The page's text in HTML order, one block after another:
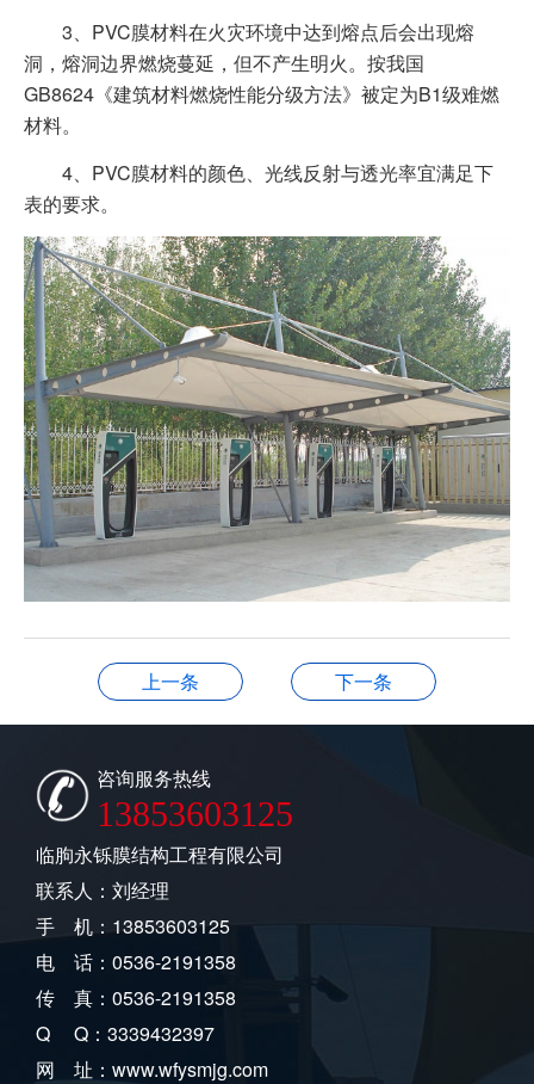
3、PVC膜材料在火灾环境中达到熔点后会出现熔
洞，熔洞边界燃烧蔓延，但不产生明火。按我国
GB8624《建筑材料燃烧性能分级方法》被定为B1级难燃
材料。
4、PVC膜材料的颜色、光线反射与透光率宜满足下
表的要求。
上一条 下一条
咨询服务热线
13853603125
临朐永铄膜结构工程有限公司
联系人：刘经理
手 机：13853603125
电 话：0536-2191358
传 真：0536-2191358
Q Q：3339432397
网 址：www.wfysmjg.com